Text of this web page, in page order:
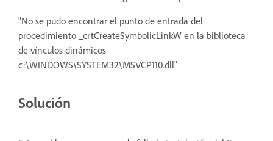
"No se pudo encontrar el punto de entrada del
procedimiento _crtCreateSymbolicLinkW en la biblioteca
de vínculos dinámicos
c:\WINDOWS\SYSTEM32\MSVCP110.dll"
Solución